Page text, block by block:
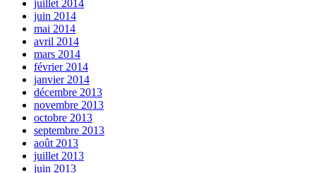
juillet 2014
juin 2014
mai 2014
avril 2014
mars 2014
février 2014
janvier 2014
décembre 2013
novembre 2013
octobre 2013
septembre 2013
août 2013
juillet 2013
juin 2013